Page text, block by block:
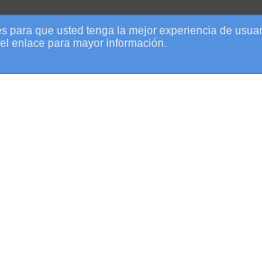
para que usted tenga la mejor experiencia de
enlace para mayor información.